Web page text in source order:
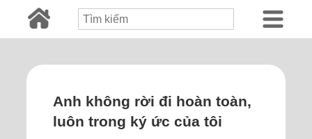
Anh không rời đi hoàn toàn,
luôn trong ký ức của tôi